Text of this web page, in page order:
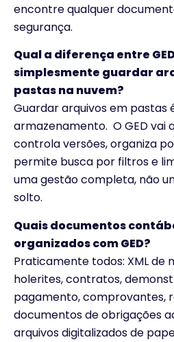
encontre qualquer
segurança.
Qual a diferença entre
simplesmente guardar
pastas na nuvem?
Guardar arquivos em pastas
armazenamento. O GED vai
controla versões, organiza
permite busca por filtros e
uma gestão completa, não
solto.
Quais documentos
organizados com GED?
Praticamente todos: XML de
holerites, contratos,
pagamento, comprovantes,
documentos de obrigações
arquivos digitalizados de